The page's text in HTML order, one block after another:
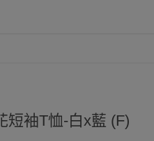
短袖T恤-白x藍 (F)